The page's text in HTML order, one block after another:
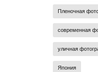
Пленочная
современная
уличная
Япония